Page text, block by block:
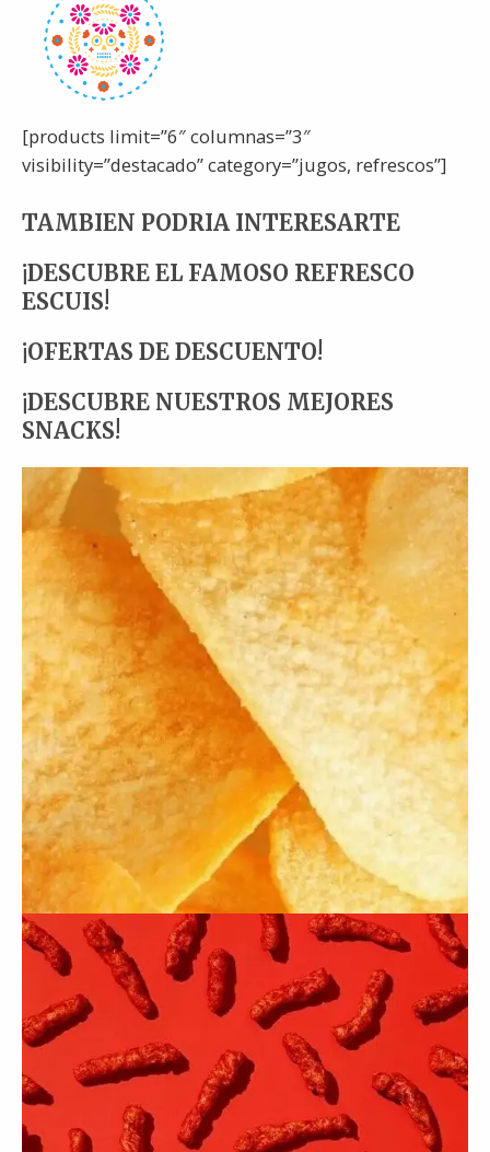
[products limit=”6″ columnas=”3″
visibility=”destacado” category=”jugos, refrescos”]
TAMBIEN PODRIA INTERESARTE
¡DESCUBRE EL FAMOSO REFRESCO
ESCUIS!
¡OFERTAS DE DESCUENTO!
¡DESCUBRE NUESTROS MEJORES
SNACKS!